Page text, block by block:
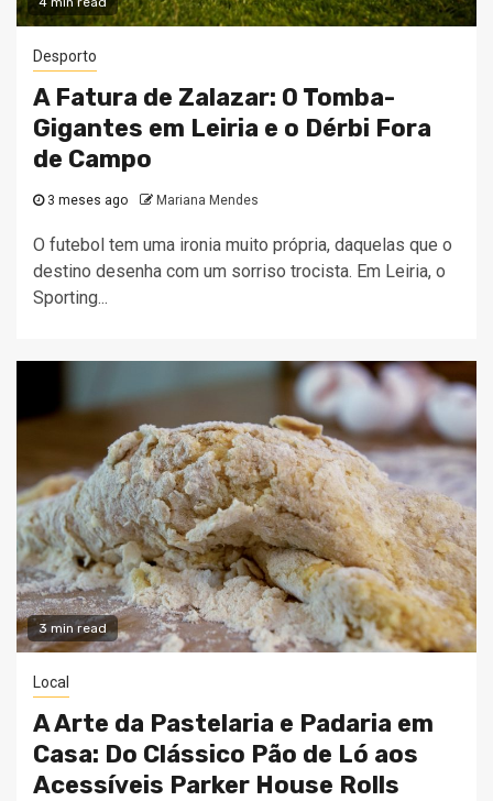
Desporto
A Fatura de Zalazar: O Tomba-
Gigantes em Leiria e o Dérbi Fora
de Campo
3 meses ago Mariana Mendes
O futebol tem uma ironia muito própria, daquelas que o
destino desenha com um sorriso trocista. Em Leiria, o
Sporting...
3 min read
Local
A Arte da Pastelaria e Padaria em
Casa: Do Clássico Pão de Ló aos
Acessíveis Parker House Rolls